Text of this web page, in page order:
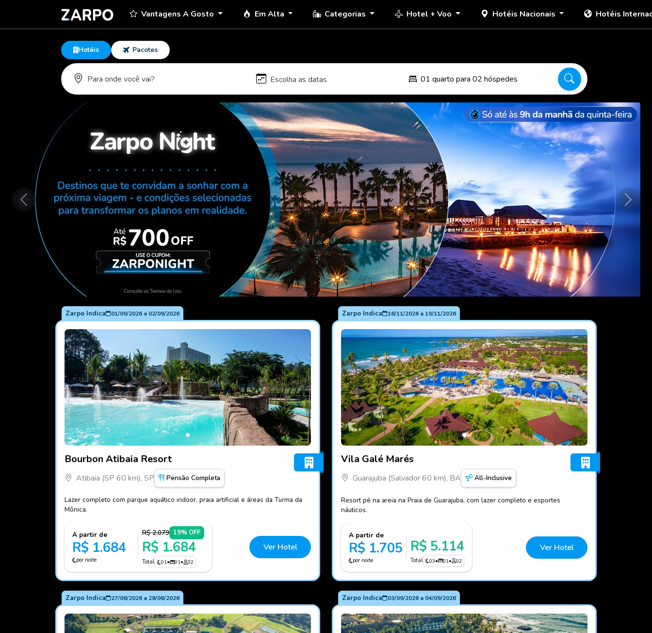
Vantagens A Gosto Em Alta Categorias Hotel + Voo Hotéis Nacionais Hotéis
Hotéis Pacotes
01 quarto para 02 hóspedes
Anterior
Zarpo Indica 01/09/2026a 02/09/2026
Bourbon Atibaia Resort
Atibaia (SP 60 km), SP Pensão Completa
Lazer completo com parque aquático indoor, praia artificial e áreas da Turma da
Mônica.
A partir de
R$ 1.684
por noite
R$ 2.079 19% OFF
R$ 1.684
Total 01• 01• 02
Ver Hotel
Zarpo Indica 16/11/2026a 19/11/2026
Vila Galé Marés
Guarajuba (Salvador 60 km), BA All-Inclusive
Resort pé na areia na Praia de Guarajuba, com lazer completo e esportes
náuticos.
A partir de
R$ 1.705
por noite
R$ 5.114
Total 03• 01• 02
Ver Hotel
Zarpo Indica 27/08/2026a 28/08/2026 Zarpo Indica 03/09/2026a 04/09/2026